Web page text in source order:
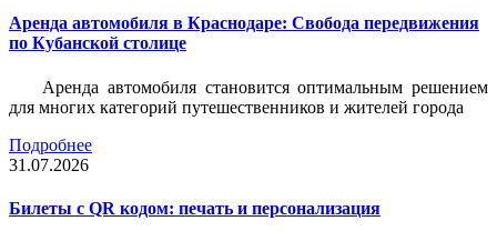
Аренда автомобиля в Краснодаре: Свобода передвижения
по Кубанской столице
Аренда автомобиля становится оптимальным решением
для многих категорий путешественников и жителей города
Подробнее
31.07.2026
Билеты c QR кодом: печать и персонализация